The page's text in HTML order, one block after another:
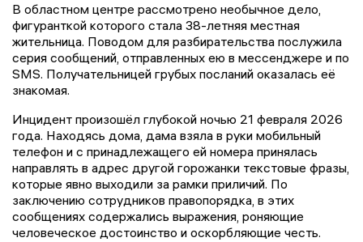
В областном центре рассмотрено необычное дело,
фигуранткой которого стала 38-летняя местная
жительница. Поводом для разбирательства послужила
серия сообщений, отправленных ею в мессенджере и по
SMS. Получательницей грубых посланий оказалась её
знакомая.
Инцидент произошёл глубокой ночью 21 февраля 2026
года. Находясь дома, дама взяла в руки мобильный
телефон и с принадлежащего ей номера принялась
направлять в адрес другой горожанки текстовые фразы,
которые явно выходили за рамки приличий. По
заключению сотрудников правопорядка, в этих
сообщениях содержались выражения, роняющие
человеческое достоинство и оскорбляющие честь.